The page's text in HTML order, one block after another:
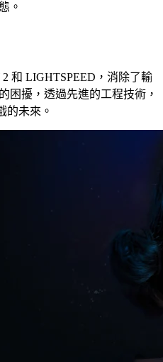
。
和 LIGHTSPEED，消除了輸
困擾，透過先進的工程技術，
的未來。